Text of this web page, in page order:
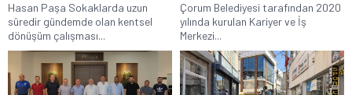
Hasan Paşa Sokaklarda uzun
süredir gündemde olan kentsel
dönüşüm çalışması...
Çorum Belediyesi tarafından 2020
yılında kurulan Kariyer ve İş
Merkezi...